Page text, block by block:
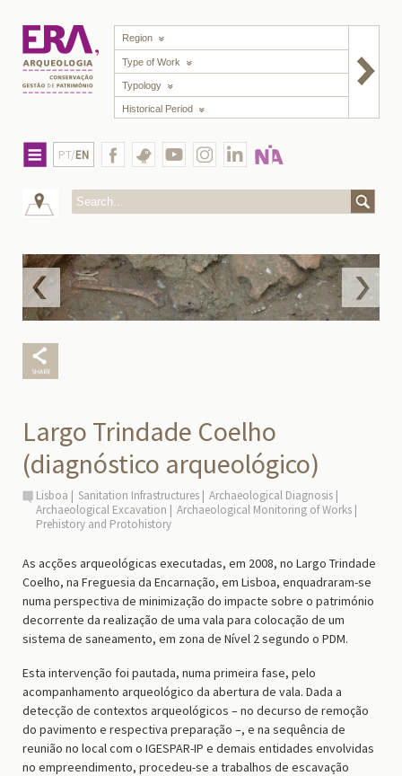
Region
Type of Work
Typology
Historical Period
PT/EN
Largo Trindade Coelho
(diagnóstico arqueológico)
Lisboa Sanitation Infrastructures
Archaeological Diagnosis
Archaeological Excavation
Archaeological Monitoring of Works
Prehistory and Protohistory
As acções arqueológicas executadas, em 2008, no Largo Trindade
Coelho, na Freguesia da Encarnação, em Lisboa, enquadraram-se
numa perspectiva de minimização do impacte sobre o património
decorrente da realização de uma vala para colocação de um
sistema de saneamento, em zona de Nível 2 segundo o PDM.
Esta intervenção foi pautada, numa primeira fase, pelo
acompanhamento arqueológico da abertura de vala. Dada a
detecção de contextos arqueológicos – no decurso de remoção
do pavimento e respectiva preparação –, e na sequência de
reunião no local com o IGESPAR-IP e demais entidades envolvidas
no empreendimento, procedeu-se a trabalhos de escavação